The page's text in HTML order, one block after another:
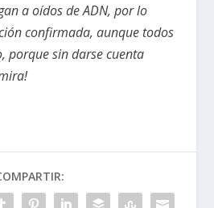
a oídos de ADN, por lo
confirmada, aunque todos
porque sin darse cuenta